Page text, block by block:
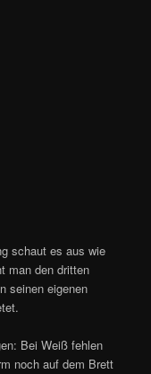
schaut es aus wie
man den dritten
seinen eigenen
Bei Weiß fehlen
noch auf dem Brett